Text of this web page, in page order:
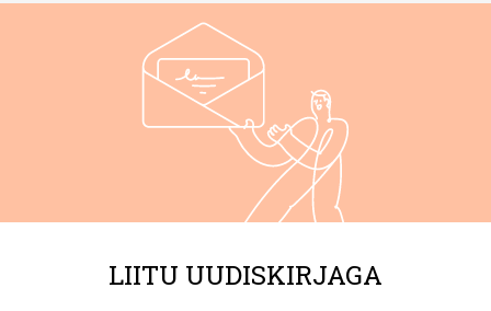
LIITU UUDISKIRJAGA